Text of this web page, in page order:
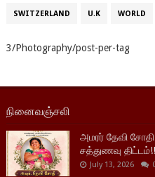
SWITZERLAND U.K WORLD
3/Photography/post-per-tag
நினைவஞ்சலி
அமரர் தேவி
சத்துணவு திட்டம்!!
July 13, 2026